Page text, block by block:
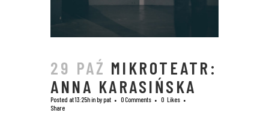
29 PAŹ MIKROTEATR:
ANNA KARASIŃSKA
Posted at 13:25hinbypat 0 Comments 0 Likes
Share